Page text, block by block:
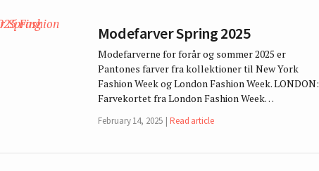
Modefarver Spring 2025
Modefarverne for forår og sommer 2025 er
Pantones farver fra kollektioner til New York
Fashion Week og London Fashion Week. LONDON:
Farvekortet fra London Fashion Week…
February 14, 2025 Read article